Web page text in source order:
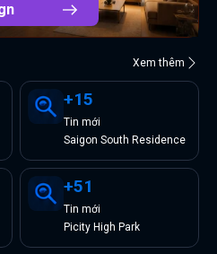
Xem thêm
+15
Tin mới
Saigon South Residence
+51
Tin mới
Picity High Park